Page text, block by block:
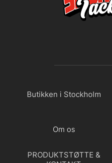
Butikken i Stockholm
Om os
PRODUKTSTØTTE &